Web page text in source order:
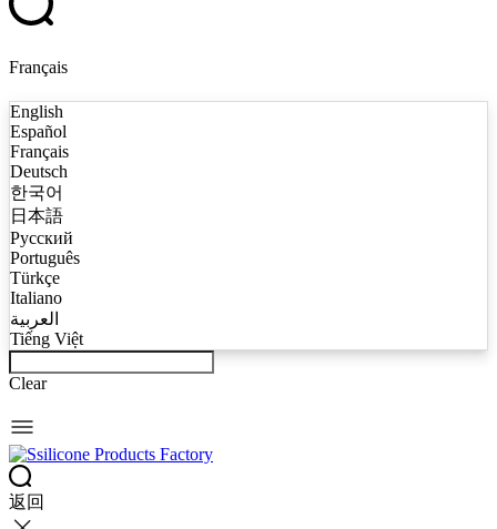
Français
English
Español
Français
Deutsch
한국어
日本語
Русский
Português
Türkçe
Italiano
العربية
Tiếng Việt
Clear
返回